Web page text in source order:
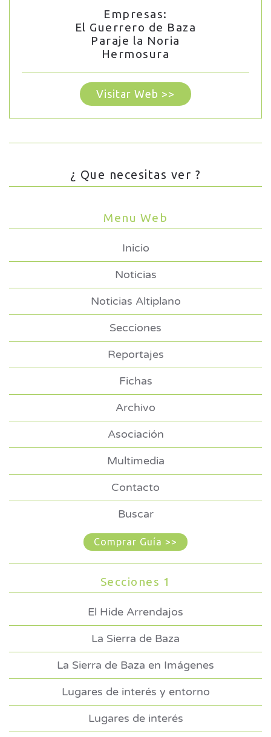
Empresas:
El Guerrero de Baza
Paraje la Noria
Hermosura
Visitar Web >>
¿ Que necesitas ver ?
Menu Web
Inicio
Noticias
Noticias Altiplano
Secciones
Reportajes
Fichas
Archivo
Asociación
Multimedia
Contacto
Buscar
Comprar Guía >>
Secciones 1
El Hide Arrendajos
La Sierra de Baza
La Sierra de Baza en Imágenes
Lugares de interés y entorno
Lugares de interés